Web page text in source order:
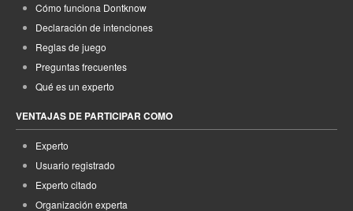
Cómo funciona Dontknow
Declaración de intenciones
Reglas de juego
Preguntas frecuentes
Qué es un experto
VENTAJAS DE PARTICIPAR COMO
Experto
Usuario registrado
Experto citado
Organización experta